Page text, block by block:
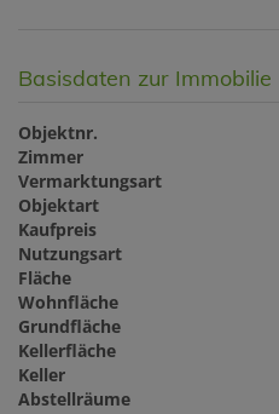
Basisdaten zur Immobilie
Objektnr.
Zimmer
Vermarktungsart
Objektart
Kaufpreis
Nutzungsart
Fläche
Wohnfläche
Grundfläche
Kellerfläche
Keller
Abstellräume